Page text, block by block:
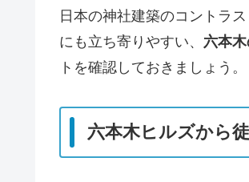
日本の神社建築のコントラ
にも立ち寄りやすい、 六本
トを確認しておきましょう。
六本木ヒルズから